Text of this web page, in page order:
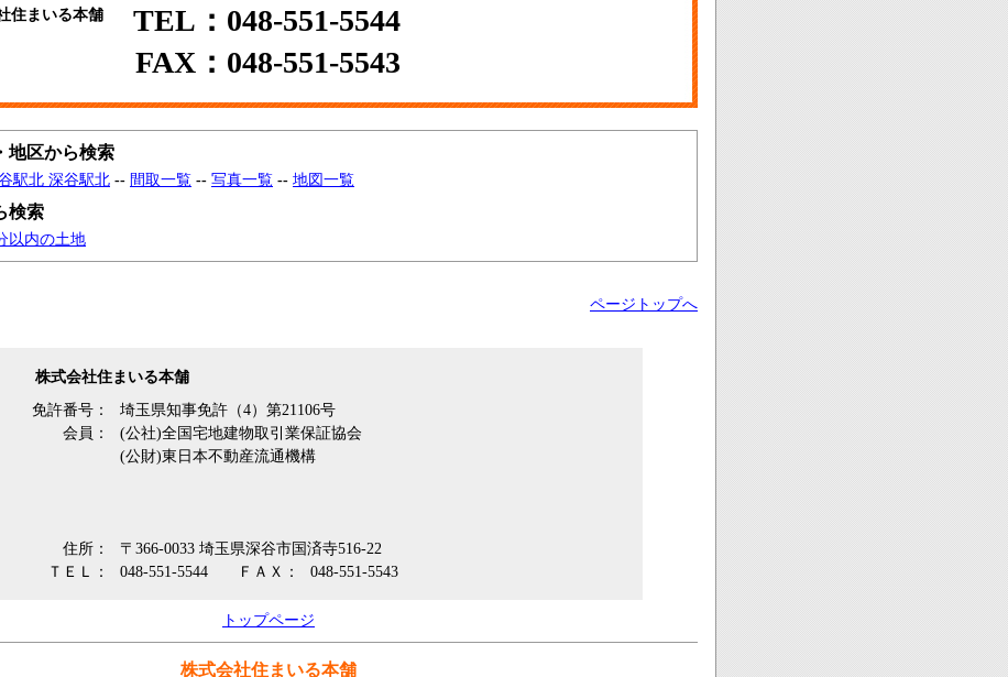
住まいる本舗
TEL：048-551-5544
FAX：048-551-5543
地区から検索
駅北 深谷駅北 -- 間取一覧 -- 写真一覧 -- 地図一覧
検索
以内の土地
ページトップへ
株式会社住まいる本舗
免許番号：
埼玉県知事免許（4）第21106号
会員：
(公社)全国宅地建物取引業保証協会
(公財)東日本不動産流通機構
住所：
〒366-0033 埼玉県深谷市国済寺516-22
ＴＥＬ：
048-551-5544 ＦＡＸ： 048-551-5543
トップページ
株式会社住まいる本舗